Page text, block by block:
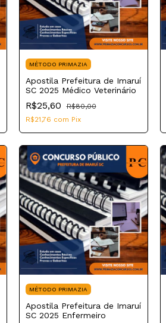
MÉTODO PRIMAZIA
Apostila Prefeitura de Imaruí
SC 2025 Médico Veterinário
R$25,60
R$80,00
R$21,76 com Pix
MÉTODO PRIMAZIA
Apostila Prefeitura de Imaruí
SC 2025 Enfermeiro